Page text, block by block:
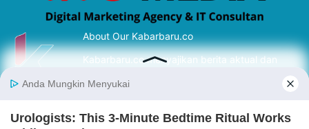
About Our Kabarbaru.co
Kabarbaru.co menyajikan berita aktual dan
serta terverifikasi dari sumber yang tepat.
Follow Kabarbaru